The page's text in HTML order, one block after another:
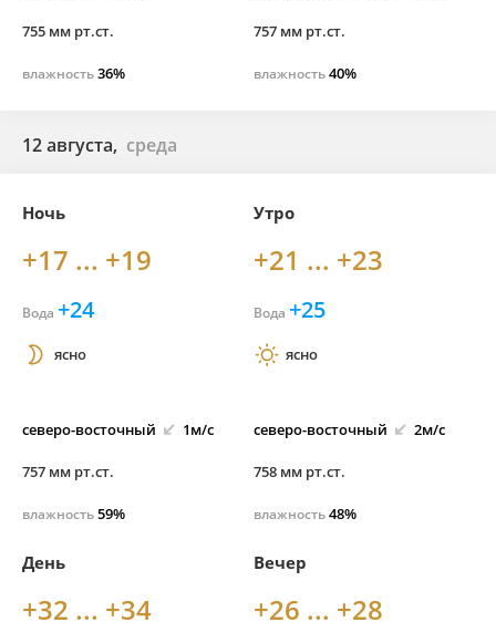
755 мм рт.ст.
влажность36%
757 мм рт.ст.
влажность40%
12 августа, среда
Ночь
+17 ... +19
Вода +24
ясно
северо-восточный 1м/с
757 мм рт.ст.
влажность59%
Утро
+21 ... +23
Вода +25
ясно
северо-восточный 2м/с
758 мм рт.ст.
влажность48%
День
+32 ... +34
Вечер
+26 ... +28